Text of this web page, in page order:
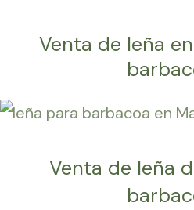
Venta de leña
Venta de leña